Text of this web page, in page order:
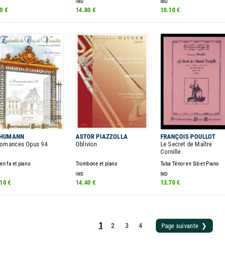
IMD IMD
€ 14.80 € 10.10 €
ASTOR PIAZZOLLA FRANÇOIS POULLOT
Opus 94 Oblivion
Le Secret de Maître
Cornille
fa et piano Trombone et piano Tuba Ténor en Sib et Piano
IMD IMD
€ 14.40 € 13.70 €
1 2 3 4 Page suivante ❯